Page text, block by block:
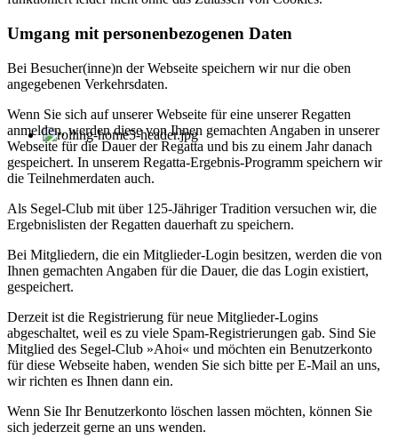
Umgang mit personenbezogenen Daten
Bei Besucher(inne)n der Webseite speichern wir nur die oben
angegebenen Verkehrsdaten.
Wenn Sie sich auf unserer Webseite für eine unserer Regatten
anmelden, werden diese von Ihnen gemachten Angaben in unserer
Webseite für die Dauer der Regatta und bis zu einem Jahr danach
gespeichert. In unserem Regatta-Ergebnis-Programm speichern wir
die Teilnehmerdaten auch.
Als Segel-Club mit über 125-Jähriger Tradition versuchen wir, die
Ergebnislisten der Regatten dauerhaft zu speichern.
Bei Mitgliedern, die ein Mitglieder-Login besitzen, werden die von
Ihnen gemachten Angaben für die Dauer, die das Login existiert,
gespeichert.
Derzeit ist die Registrierung für neue Mitglieder-Logins
abgeschaltet, weil es zu viele Spam-Registrierungen gab. Sind Sie
Mitglied des Segel-Club »Ahoi« und möchten ein Benutzerkonto
für diese Webseite haben, wenden Sie sich bitte per E-Mail an uns,
wir richten es Ihnen dann ein.
Wenn Sie Ihr Benutzerkonto löschen lassen möchten, können Sie
sich jederzeit gerne an uns wenden.